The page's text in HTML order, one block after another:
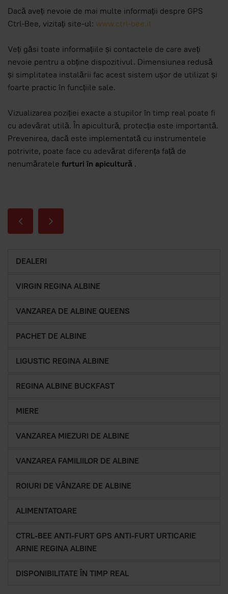
Dacă aveți nevoie de mai multe informații despre GPS
Ctrl-Bee, vizitați site-ul: www.ctrl-bee.it
Veți găsi toate informațiile și contactele de care aveți
nevoie pentru a obține dispozitivul. Dimensiunea redusă
și simplitatea instalării fac acest sistem ușor de utilizat și
foarte practic în funcțiile sale.
Vizualizarea poziției exacte a stupilor în timp real poate fi
cu adevărat utilă. În apicultură, protecția este importantă.
Prevenirea, dacă este implementată cu instrumentele
potrivite, poate face cu adevărat diferența față de
nenumăratele furturi în apicultură .
DEALERI
VIRGIN REGINA ALBINE
VANZAREA DE ALBINE QUEENS
PACHET DE ALBINE
LIGUSTIC REGINA ALBINE
REGINA ALBINE BUCKFAST
MIERE
VANZAREA MIEZURI DE ALBINE
VANZAREA FAMILIILOR DE ALBINE
ROIURI DE VÂNZARE DE ALBINE
ALIMENTATOARE
CTRL-BEE ANTI-FURT GPS ANTI-FURT URTICARIE
ARNIE REGINA ALBINE
DISPONIBILITATE ÎN TIMP REAL